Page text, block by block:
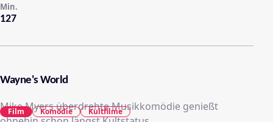
127
Min.
Wayne's World
Mike Myers überdrehte Musikkomödie genießt
Film Komödie Kultfilme